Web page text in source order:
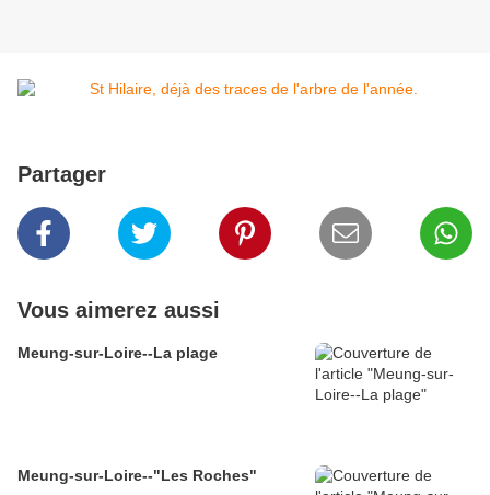
Partager
Vous aimerez aussi
Meung-sur-Loire--La plage
Meung-sur-Loire--"Les Roches"